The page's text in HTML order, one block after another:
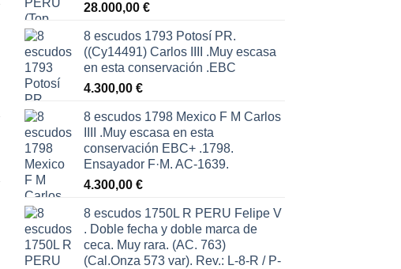
28.000,00 €
8 escudos 1793 Potosí PR.
((Cy14491) Carlos IIII .Muy escasa
en esta conservación .EBC
4.300,00 €
8 escudos 1798 Mexico F M Carlos
IIII .Muy escasa en esta
conservación EBC+ .1798.
Ensayador F·M. AC-1639.
4.300,00 €
8 escudos 1750L R PERU Felipe V
. Doble fecha y doble marca de
ceca. Muy rara. (AC. 763)
(Cal.Onza 573 var). Rev.: L-8-R / P-